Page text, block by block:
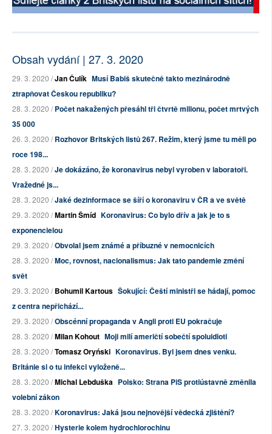
Obsah vydání | 27. 3. 2020
29. 3. 2020 /Jan Čulík Musí Babiš skutečně takto mezinárodně
ztrapňovat Českou republiku?
28. 3. 2020 /Počet nakažených přesáhl tři čtvrtě milionu, počet mrtvých
35 000
26. 3. 2020 /Rozhovor Britských listů 267. Režim, který jsme tu měli po
roce 198...
28. 3. 2020 /Je dokázáno, že koronavirus nebyl vyroben v laboratoři.
Vražedné js...
28. 3. 2020 /Jaké dezinformace se šíří o koronaviru v ČR a ve světě
29. 3. 2020 /Martin Šmíd Koronavirus: Co bylo dřív a jak je to s
exponencielou
29. 3. 2020 /Obvolal jsem známé a příbuzné v nemocnicích
28. 3. 2020 /Moc, rovnost, nacionalismus: Jak tato pandemie změní
svět
29. 3. 2020 /Bohumil Kartous Šokující: Čeští ministři se hádají, pomoc
z centra nepřichází...
29. 3. 2020 /Obscénní propaganda v Angli proti EU pokračuje
28. 3. 2020 /Milan Kohout Moji milí američtí sobečtí spoluidioti
28. 3. 2020 /Tomasz Oryński Koronavirus. Byl jsem dnes venku.
Británie si o tu infekci vyloženě...
28. 3. 2020 /Michal Lebduška Polsko: Strana PiS protiústavně změnila
volební zákon
28. 3. 2020 /Koronavirus: Jaká jsou nejnovější vědecká zjištění?
27. 3. 2020 /Hysterie kolem hydrochlorochinu